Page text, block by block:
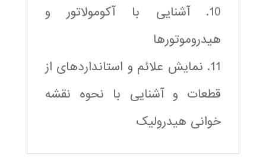
10. آشنایی با آکومولاتور و
هیدروموتورها
11. نمایش علائم و استانداردهای از
قطعات و آشنایی با نحوه نقشه
خوانی هیدرولیک